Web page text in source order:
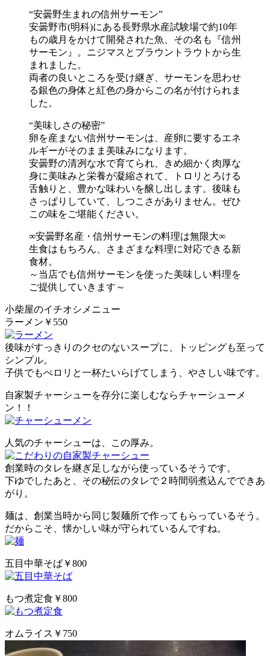
“安曇野生まれの信州サーモン”
安曇野市(明科)にある長野県水産試験場で約10年
もの歳月をかけて開発された魚、その名も『信州
サーモン』。ニジマスとブラウントラウトから生
まれました。
両者の良いところを受け継ぎ、サーモンを思わせ
る銀色の身体と紅色の身からこの名が付けられま
した。
“美味しさの秘密”
卵を産まない信州サーモンは、産卵に要するエネ
ルギーがそのまま美味みになります。
安曇野の清冽な水で育てられ、きめ細かく肉厚な
身に美味みと栄養が凝縮されて、トロリとろける
舌触りと、豊かな味わいを醸し出します。後味も
さっぱりしていて、しつこさがありません。ぜひ
この味をご堪能ください。
∞安曇野名産・信州サーモンの料理は無限大∞
生食はもちろん、さまざまな料理に対応できる新
食材。
～当店でも信州サーモンを使った美味しい料理を
ご提供していきます～
小柴屋のイチオシメニュー
ラーメン￥550
後味がすっきりのクセのないスープに、トッピングも至って
シンプル。
子供でもぺロリと一杯たいらげてしまう、やさしい味です。
自家製チャーシューを存分に楽しむならチャーシューメ
ン！！
人気のチャーシューは、この厚み。
創業時のタレを継ぎ足しながら使っているそうです。
下ゆでしたあと、その秘伝のタレで２時間弱煮込んでできあ
がり。
麺は、創業当時から同じ製麺所で作ってもらっているそう。
だからこそ、懐かしい味が守られているんですね。
五目中華そば￥800
もつ煮定食￥800
オムライス￥750